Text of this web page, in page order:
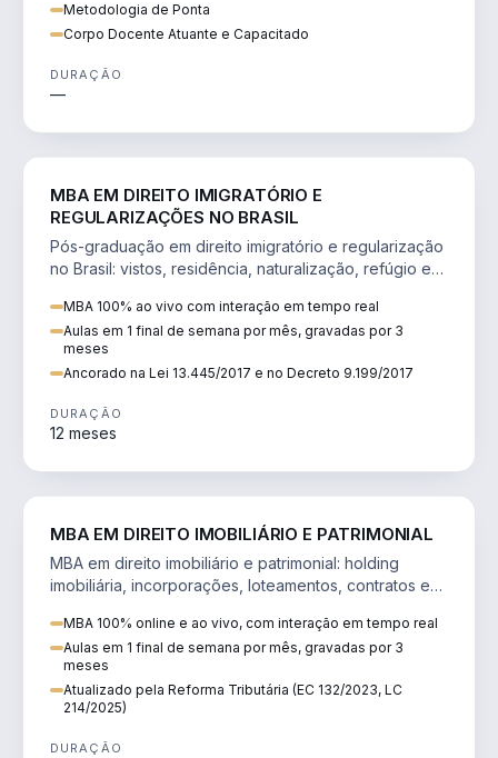
Metodologia de Ponta
Corpo Docente Atuante e Capacitado
DURAÇÃO
—
MBA EM DIREITO IMIGRATÓRIO E
REGULARIZAÇÕES NO BRASIL
Pós-graduação em direito imigratório e regularização
no Brasil: vistos, residência, naturalização, refúgio e
MBA 100% ao vivo com interação em tempo real
Aulas em 1 final de semana por mês, gravadas por 3
meses
Ancorado na Lei 13.445/2017 e no Decreto 9.199/2017
DURAÇÃO
12 meses
MBA EM DIREITO IMOBILIÁRIO E PATRIMONIAL
MBA em direito imobiliário e patrimonial: holding
imobiliária, incorporações, loteamentos, contratos e
MBA 100% online e ao vivo, com interação em tempo real
Aulas em 1 final de semana por mês, gravadas por 3
meses
Atualizado pela Reforma Tributária (EC 132/2023, LC
214/2025)
DURAÇÃO